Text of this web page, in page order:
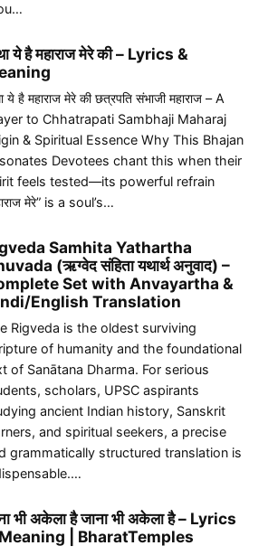
ये है महाराज मेरे की – Lyrics &
ये है महाराज मेरे की छत्रपति संभाजी महाराज – A
to Chhatrapati Sambhaji Maharaj
& Spiritual Essence Why This Bhajan
Devotees chant this when their
feels tested—its powerful refrain
मेरे” is a soul’s…
Samhita Yathartha
(ऋग्वेद संहिता यथार्थ अनुवाद) –
Set with Anvayartha &
English Translation
Rigveda is the oldest surviving
of humanity and the foundational
of Sanātana Dharma. For serious
scholars, UPSC aspirants
ancient Indian history, Sanskrit
and spiritual seekers, a precise
grammatically structured translation is
भी अकेला है जाना भी अकेला है – Lyrics
| BharatTemples